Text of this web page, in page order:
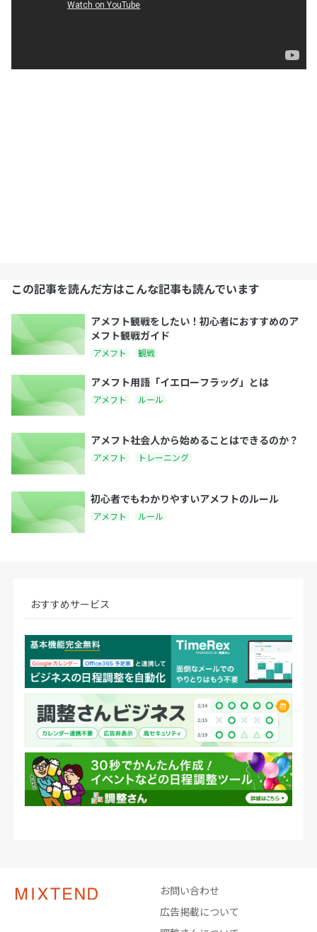
この記事を読んだ方はこんな記事も読んでいます
アメフト観戦をしたい！初心者におすすめのア
メフト観戦ガイド
アメフト 観戦
アメフト用語「イエローフラッグ」とは
アメフト ルール
アメフト社会人から始めることはできるのか？
アメフト トレーニング
初心者でもわかりやすいアメフトのルール
アメフト ルール
おすすめサービス
お問い合わせ
広告掲載について